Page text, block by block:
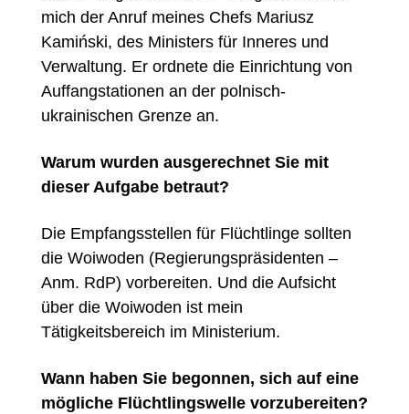
mich der Anruf meines Chefs Mariusz
Kamiński, des Ministers für Inneres und
Verwaltung. Er ordnete die Einrichtung von
Auffangstationen an der polnisch-
ukrainischen Grenze an.
Warum wurden ausgerechnet Sie mit
dieser Aufgabe betraut?
Die Empfangsstellen für Flüchtlinge sollten
die Woiwoden (Regierungspräsidenten –
Anm. RdP) vorbereiten. Und die Aufsicht
über die Woiwoden ist mein
Tätigkeitsbereich im Ministerium.
Wann haben Sie begonnen, sich auf eine
mögliche Flüchtlingswelle vorzubereiten?